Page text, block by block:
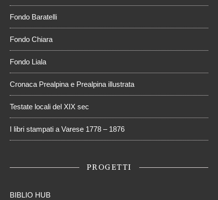
Fondo Baratelli
Fondo Chiara
Fondo Liala
Cronaca Prealpina e Prealpina illustrata
Testate locali del XIX sec
I libri stampati a Varese 1778 – 1876
PROGETTI
BIBLIO HUB